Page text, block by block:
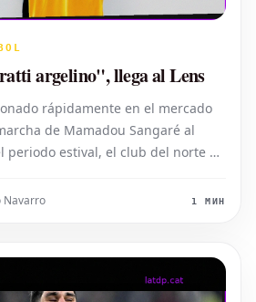
argelino", llega al Lens
rápidamente en el mercado
de Mamadou Sangaré al
estival, el club del norte de
para instalarse en Lens. Este
Navarro 1 МИН